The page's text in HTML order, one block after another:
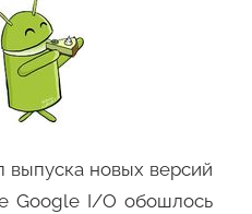
новых версий
Google I/O обошлось